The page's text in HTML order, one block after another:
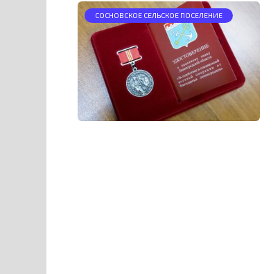
СОСНОВСКОЕ СЕЛЬСКОЕ ПОСЕЛЕНИЕ